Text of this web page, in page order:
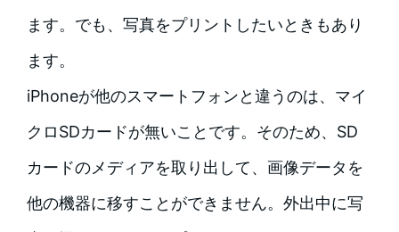
ます。でも、写真をプリントしたいときもあり
ます。
iPhoneが他のスマートフォンと違うのは、マイ
クロSDカードが無いことです。そのため、SD
カードのメディアを取り出して、画像データを
他の機器に移すことができません。外出中に写